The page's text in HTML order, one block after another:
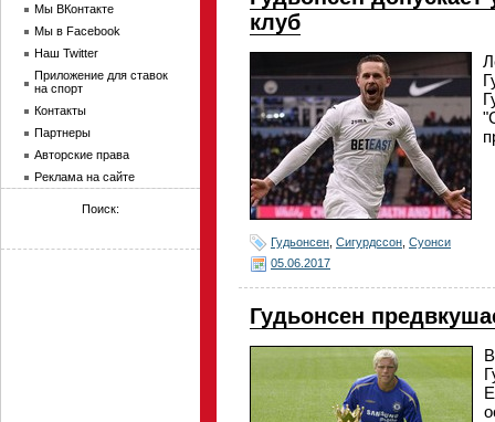
клуб
Гудьонсен Сигурдссон Суонси
05.06.2017
Гудьонсен
Мы ВКонтакте
Мы в Facebook
Наш Twitter
Приложение для ставок
на спорт
Контакты
Партнеры
Авторские права
Реклама на сайте
Поиск: